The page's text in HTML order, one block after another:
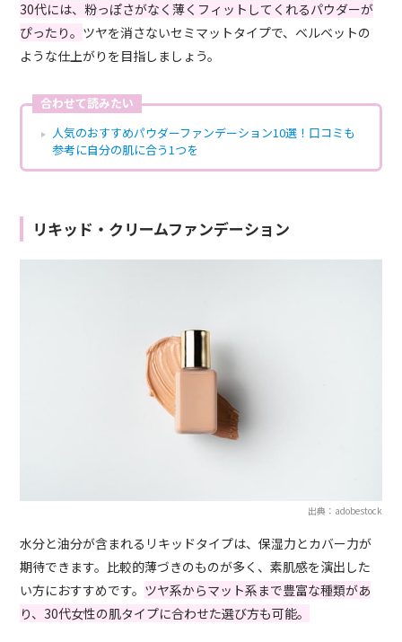
30代には、粉っぽさがなく薄くフィットしてくれるパウダーが
ぴったり。 ツヤを消さないセミマットタイプで、ベルベットの
ような仕上がりを目指しましょう。
合わせて読みたい
人気のおすすめパウダーファンデーション10選！口コミも
参考に自分の肌に合う1つを
リキッド・クリームファンデーション
出典：adobestock
水分と油分が含まれるリキッドタイプは、保湿力とカバー力が
期待できます。比較的薄づきのものが多く、素肌感を演出した
い方におすすめです。 ツヤ系からマット系まで豊富な種類があ
り、30代女性の肌タイプに合わせた選び方も可能。